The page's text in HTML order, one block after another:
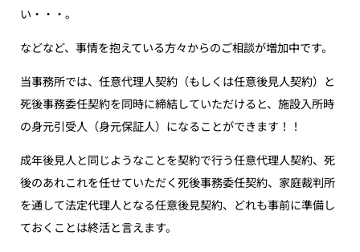
い・・・。
などなど、事情を抱えている方々からのご相談が増加中です。
当事務所では、任意代理人契約（もしくは任意後見人契約）と
死後事務委任契約を同時に締結していただけると、施設入所時
の身元引受人（身元保証人）になることができます！！
成年後見人と同じようなことを契約で行う任意代理人契約、死
後のあれこれを任せていただく死後事務委任契約、家庭裁判所
を通して法定代理人となる任意後見契約、どれも事前に準備し
ておくことは終活と言えます。